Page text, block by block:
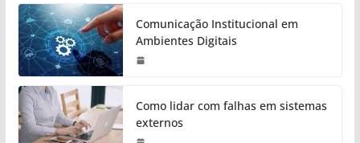
Comunicação Institucional em
Ambientes Digitais
Como lidar com falhas em sistemas
externos